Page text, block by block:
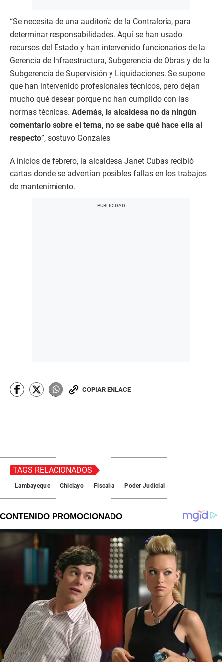
“Se necesita de una auditoría de la Contraloría, para
determinar responsabilidades. Aquí se han usado
recursos del Estado y han intervenido funcionarios de la
Gerencia de Infraestructura, Subgerencia de Obras y de la
Subgerencia de Supervisión y Liquidaciones. Se supone
que han intervenido profesionales técnicos, pero dejan
mucho qué desear porque no han cumplido con las
normas técnicas. Además, la alcaldesa no da ningún
comentario sobre el tema, no se sabe qué hace ella al
respecto”, sostuvo Gonzales.
A inicios de febrero, la alcaldesa Janet Cubas recibió
cartas donde se advertían posibles fallas en los trabajos
de mantenimiento.
COPIAR ENLACE
TAGS RELACIONADOS
Lambayeque Chiclayo Fiscalía Poder Judicial